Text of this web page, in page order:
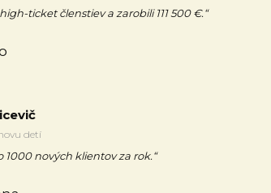
ticket členstiev a zarobili 111 500 €.“
detí
1000 nových klientov za rok.“